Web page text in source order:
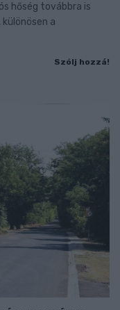
hőség továbbra is
a
Szólj hozzá!